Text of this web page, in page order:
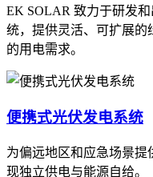
EK SOLAR 致力于研发
统，提供灵活、可扩展的
的用电需求。
便携式光伏发电系统
为偏远地区和应急场景提
现独立供电与能源自给。